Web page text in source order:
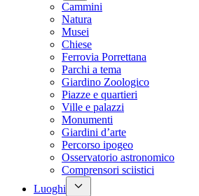
Cammini
Natura
Musei
Chiese
Ferrovia Porrettana
Parchi a tema
Giardino Zoologico
Piazze e quartieri
Ville e palazzi
Monumenti
Giardini d’arte
Percorso ipogeo
Osservatorio astronomico
Comprensori sciistici
Luoghi